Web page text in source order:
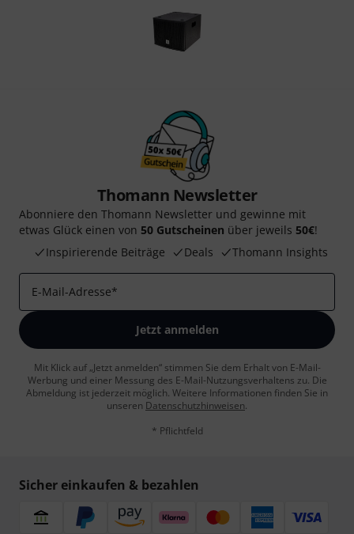
Thomann Newsletter
Abonniere den Thomann Newsletter und gewinne mit
etwas Glück einen von 50 Gutscheinen über jeweils 50€!
Inspirierende Beiträge
Deals Thomann Insights
E-Mail-Adresse*
Jetzt anmelden
Mit Klick auf „Jetzt anmelden“ stimmen Sie dem Erhalt von E-Mail-
Werbung und einer Messung des E-Mail-Nutzungsverhaltens zu. Die
Abmeldung ist jederzeit möglich. Weitere Informationen finden Sie in
unseren Datenschutzhinweisen.
* Pflichtfeld
Sicher einkaufen & bezahlen